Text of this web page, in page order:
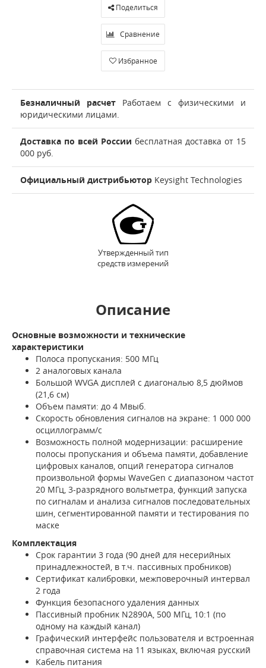
Поделиться
Сравнение
Избранное
Безналичный расчет Работаем с физическими и
юридическими лицами.
Доставка по всей России бесплатная доставка от 15
000 руб.
Официальный дистрибьютор Keysight Technologies
Утвержденный тип
средств измерений
Описание
Основные возможности и технические
характеристики
Полоса пропускания: 500 МГц
2 аналоговых канала
Большой WVGA дисплей с диагональю 8,5 дюймов
(21,6 см)
Объем памяти: до 4 Мвыб.
Скорость обновления сигналов на экране: 1 000 000
осциллограмм/с
Возможность полной модернизации: расширение
полосы пропускания и объема памяти, добавление
цифровых каналов, опций генератора сигналов
произвольной формы WaveGen с диапазоном частот
20 МГц, 3-разрядного вольтметра, функций запуска
по сигналам и анализа сигналов последовательных
шин, сегментированной памяти и тестирования по
маске
Комплектация
Срок гарантии 3 года (90 дней для несерийных
принадлежностей, в т.ч. пассивных пробников)
Сертификат калибровки, межповерочный интервал
2 года
Функция безопасного удаления данных
Пассивный пробник N2890A, 500 МГц, 10:1 (по
одному на каждый канал)
Графический интерфейс пользователя и встроенная
справочная система на 11 языках, включая русский
Кабель питания